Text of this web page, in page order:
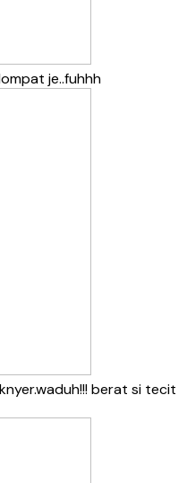
je..fuhhh
berat si tecit